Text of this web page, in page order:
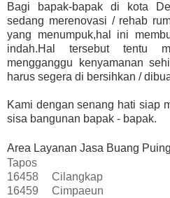
Bagi bapak-bapak di kota
sedang merenovasi / rehab
yang menumpuk,hal ini
indah.Hal tersebut tentu
mengganggu kenyamanan
harus segera di bersihkan /
Kami dengan senang hati siap
sisa bangunan bapak - bapak.
Area Layanan Jasa Buang
Tapos
16458
Cilangkap
16459
Cimpaeun